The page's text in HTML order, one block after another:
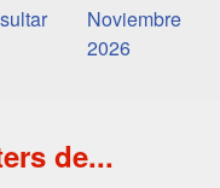
Noviembre
2026
de...